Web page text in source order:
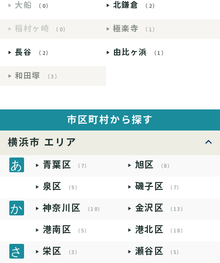
大船 （0） 北鎌倉 （2）
稲村ヶ崎 （0） 極楽寺 （1）
長谷 （2） 由比ヶ浜 （1）
和田塚 （3）
市区町村から探す
横浜市 エリア
青葉区 （7） 旭区 （8）
泉区 （9） 磯子区 （7）
神奈川区 （10） 金沢区 （13）
港南区 （5） 港北区 （18）
栄区 （3） 瀬谷区 （5）